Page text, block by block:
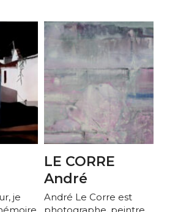
je
LE CORRE
André
André Le Corre est